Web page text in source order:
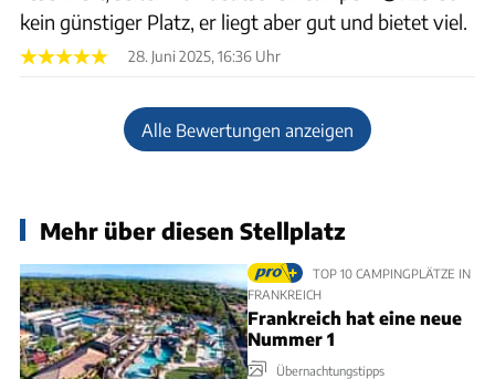
kein günstiger Platz, er liegt aber gut und bietet viel.
28. Juni 2025, 16:36 Uhr
Alle Bewertungen anzeigen
Mehr über diesen Stellplatz
TOP 10 CAMPINGPLÄTZE IN
FRANKREICH
Frankreich hat eine neue
Nummer 1
Übernachtungstipps